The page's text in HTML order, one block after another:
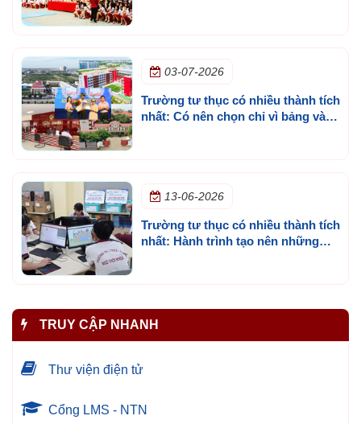
03-07-2026
Trường tư thục có nhiều thành tích
nhất: Có nên chọn chỉ vì bảng vàng
13-06-2026
Trường tư thục có nhiều thành tích
nhất: Hành trình tạo nên những
TRUY CẬP NHANH
Thư viện điện tử
Cổng LMS - NTN